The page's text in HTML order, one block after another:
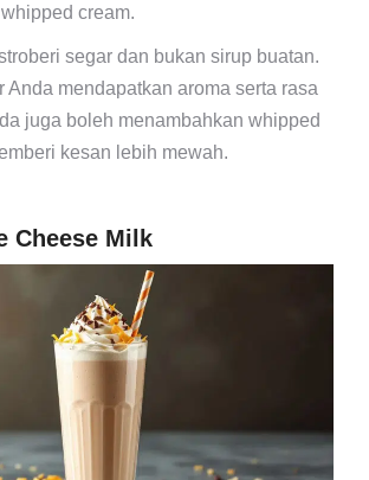
cream.
segar dan bukan sirup buatan.
Anda mendapatkan aroma serta rasa
juga boleh menambahkan whipped
kesan lebih mewah.
Cheese Milk